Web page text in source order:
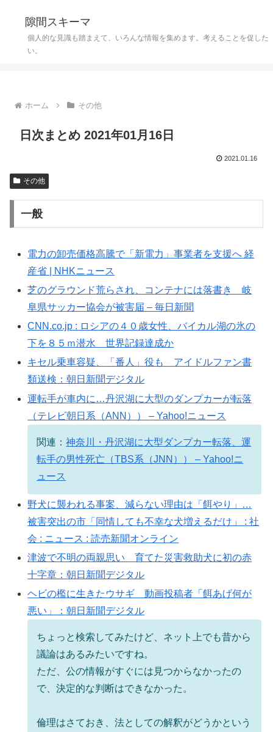
隙間スキーマ
個人的な見識も踏まえて、いろんな情報を集めます。考えることを促した
い。
ホーム その他
日次まとめ 2021年01月16日
2021.01.16
その他
一般
電力の卸売価格高騰で「新電力」事業者を支援へ 経
産省 | NHKニュース
芝のグラウンド荒らされ、コンテナには落書き 岐
阜県サッカー協会が被害届 – 毎日新聞
CNN.co.jp : ロシアの４０歳女性、バイカル湖の氷の
下を８５ｍ潜水 世界記録達成か
キセル乗車容疑、「番人」役も アイドルファン書
類送検：朝日新聞デジタル
運転手が車内に…丹沢湖に大型のダンプカーが転落
（テレビ朝日系（ANN）） – Yahoo!ニュース
関連：神奈川・丹沢湖に大型ダンプカー転落、運
転手の男性死亡（TBS系（JNN）） – Yahoo!ニ
ュース
野犬に襲われる事案、減らない理由は「餌やり」…
被害突出の市「同情しても不幸な犬増えるだけ」 : 社
会 : ニュース : 読売新聞オンライン
津波で不明の両親思い 育てた災害救助犬に初の赤
十字章：朝日新聞デジタル
ヘビの檻に生きたウサギ 動画投稿者「餌あげ何が
悪い」：朝日新聞デジタル
ちょっと検索してみたけど、ネット上でも昔から
議論はあるみたいですね。
ただ、公の情報がすぐには見つからなかったの
で、決定的な判断はできなかった。
倫理はさておき、法としての解釈がどうかという